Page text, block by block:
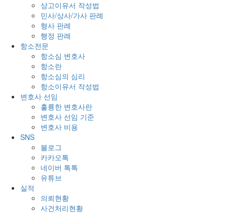
상고이유서 작성법
민사/상사/가사 판례
형사 판례
행정 판례
항소전문
항소심 변호사
항소란
항소심의 심리
항소이유서 작성법
변호사 선임
훌륭한 변호사란
변호사 선임 기준
변호사 비용
SNS
블로그
카카오톡
네이버 톡톡
유튜브
실적
의뢰현황
사건처리현황